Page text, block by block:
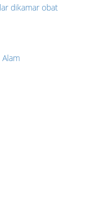
dikamar obat